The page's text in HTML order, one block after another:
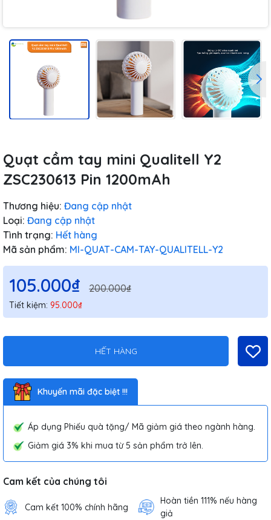
Quạt cầm tay mini Qualitell Y2
ZSC230613 Pin 1200mAh
Thương hiệu: Đang cập nhật
Loại: Đang cập nhật
Tình trạng: Hết hàng
Mã sản phẩm: MI-QUAT-CAM-TAY-QUALITELL-Y2
105.000₫ 200.000₫
Tiết kiệm: 95.000₫
HẾT HÀNG
Khuyến mãi đặc biệt !!!
Áp dụng Phiếu quà tặng/ Mã giảm giá theo ngành hàng.
Giảm giá 3% khi mua từ 5 sản phẩm trở lên.
Cam kết của chúng tôi
Cam kết 100% chính hãng
Hoàn tiền 111% nếu hàng
giả